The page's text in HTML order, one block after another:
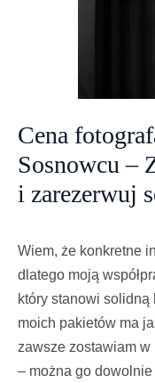
Cena
Sosnowcu –
i zarezerwuj
Wiem, że konkretne
dlatego moją
który stanowi
moich pakietów ma
zawsze zostawiam
– można go